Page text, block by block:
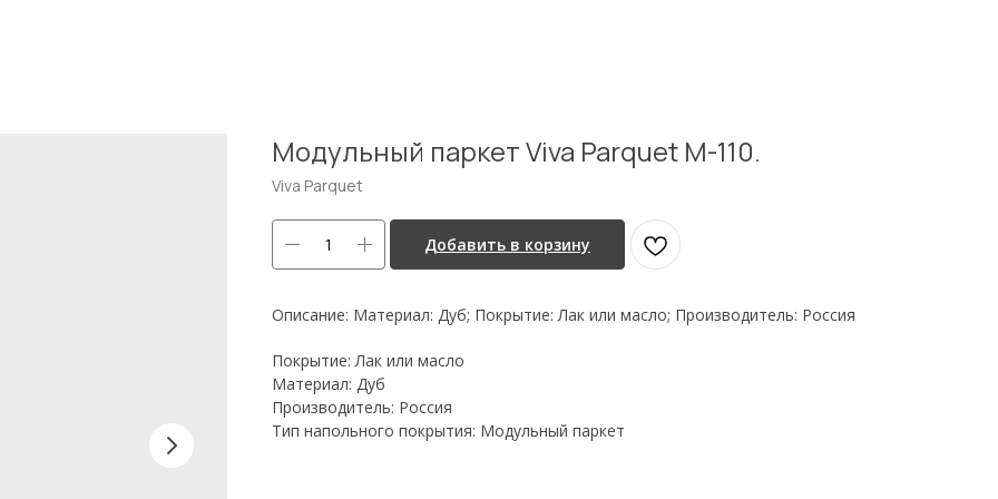
Модульный паркет Viva Parquet M-110.
Viva Parquet
Добавить в корзину
Описание: Материал: Дуб; Покрытие: Лак или масло; Производитель: Россия
Покрытие: Лак или масло
Материал: Дуб
Производитель: Россия
Тип напольного покрытия: Модульный паркет